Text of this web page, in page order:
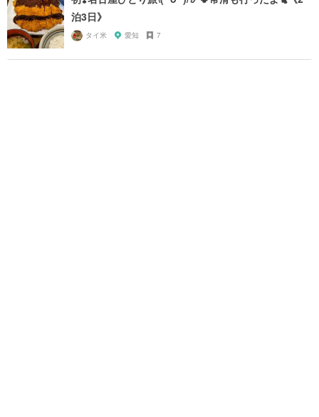
泊3日》
タイ米 愛知 7